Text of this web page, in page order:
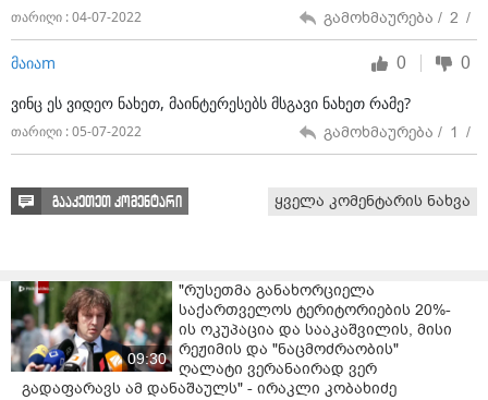
თარიღი : 04-07-2022 გამოხმაურება / 2 /
მაიაm 0 0
ვინც ეს ვიდეო ნახეთ, მაინტერესებს მსგავი ნახეთ რამე?
თარიღი : 05-07-2022 გამოხმაურება / 1 /
გააკეთეთ კომენტარი ყველა კომენტარის ნახვა
09:30
"რუსეთმა განახორციელა
საქართველოს ტერიტორიების 20%-
ის ოკუპაცია და სააკაშვილის, მისი
რეჟიმის და "ნაცმოძრაობის"
ღალატი ვერანაირად ვერ
გადაფარავს ამ დანაშაულს" - ირაკლი კობახიძე